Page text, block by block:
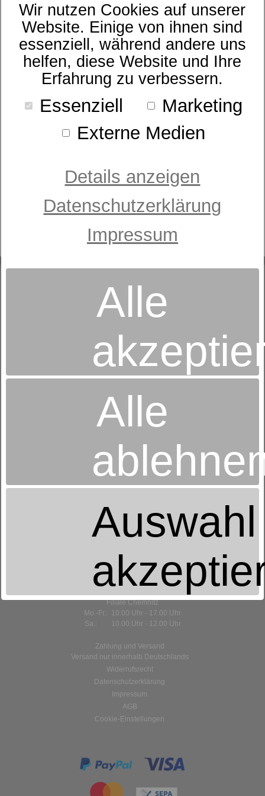
- bitte wählen -
Motorrahmen
Sympathica Vision M2 Smart
Betten-Radtke
Inh. Alexander Heymann e.K.
Alfred-Brodauf-Str. 16
08280 Aue
Bahnhofstrasse 54a
0371/631186
Stammhaus Aue
Mo.-Fr.: 9.00 Uhr - 18.00 Uhr
Filiale Chemnitz
Mo.-Fr.: 10.00 Uhr - 17.00 Uhr
Sa.: 10.00 Uhr - 12.00 Uhr
Zahlung und Versand
Versand nur innerhalb Deutschlands
Widerrufsrecht
Datenschutzerklärung
Impressum
AGB
Cookie-Einstellungen
Wir nutzen Cookies auf unserer
Website. Einige von ihnen sind
essenziell, während andere uns
helfen, diese Website und Ihre
Erfahrung zu verbessern.
Essenziell
Marketing
Externe Medien
Details anzeigen
Datenschutzerklärung
Impressum
Alle
Alle
Auswahl